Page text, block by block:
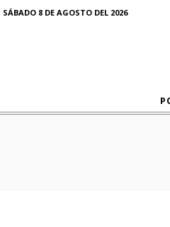
SÁBADO 8 DE AGOSTO DEL 2026